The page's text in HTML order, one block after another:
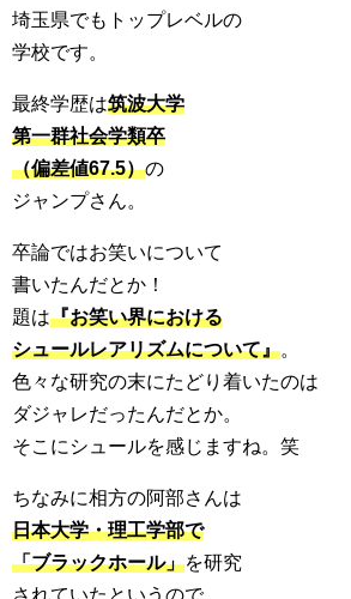
埼玉県でもトップレベルの
学校です。
最終学歴は筑波大学
第一群社会学類卒
（偏差値67.5）の
ジャンプさん。
卒論ではお笑いについて
書いたんだとか！
題は『お笑い界における
シュールレアリズムについて』。
色々な研究の末にたどり着いたのは
ダジャレだったんだとか。
そこにシュールを感じますね。笑
ちなみに相方の阿部さんは
日本大学・理工学部で
「ブラックホール」を研究